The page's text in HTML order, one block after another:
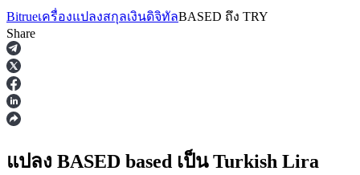
ฟิวเจอร์ส
Bitrueเครื่องแปลงสกุลเงินดิจิทัลBASED ถึง TRY
Share
แปลง BASED based เป็น Turkish Lira